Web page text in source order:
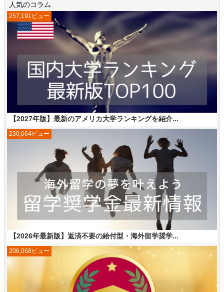
人気のコラム
【2027年版】最新のアメリカ大学ランキングを紹介...
257,191ビュー
【2026年最新版】返済不要の給付型・海外留学奨学...
230,664ビュー
206,068ビュー